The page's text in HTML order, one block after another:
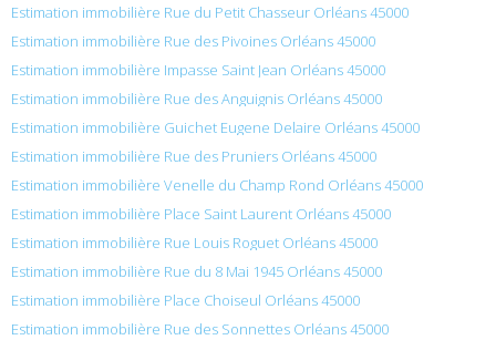
Estimation immobilière Rue du Petit Chasseur Orléans 45000
Estimation immobilière Rue des Pivoines Orléans 45000
Estimation immobilière Impasse Saint Jean Orléans 45000
Estimation immobilière Rue des Anguignis Orléans 45000
Estimation immobilière Guichet Eugene Delaire Orléans 45000
Estimation immobilière Rue des Pruniers Orléans 45000
Estimation immobilière Venelle du Champ Rond Orléans 45000
Estimation immobilière Place Saint Laurent Orléans 45000
Estimation immobilière Rue Louis Roguet Orléans 45000
Estimation immobilière Rue du 8 Mai 1945 Orléans 45000
Estimation immobilière Place Choiseul Orléans 45000
Estimation immobilière Rue des Sonnettes Orléans 45000